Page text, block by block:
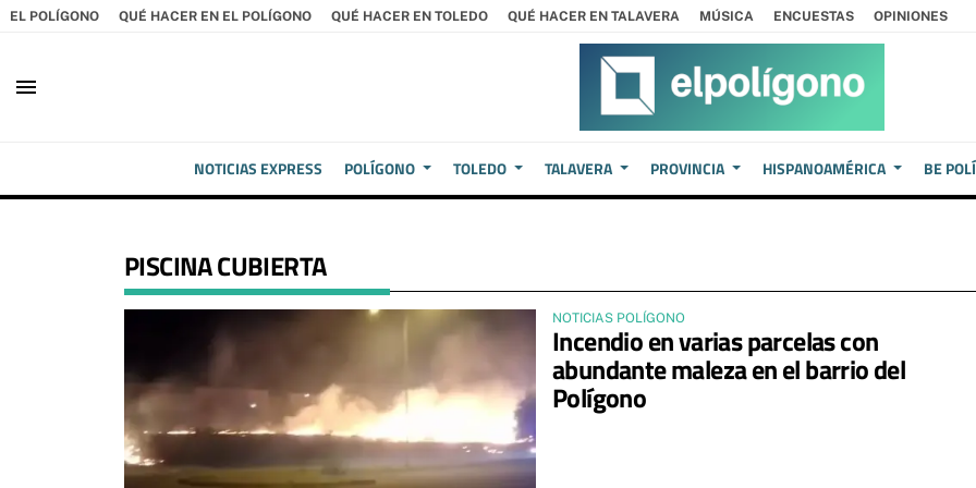
EL POLÍGONO QUÉ HACER EN EL POLÍGONO QUÉ HACER EN TOLEDO QUÉ HACER EN TALAVERA MÚSICA ENCUESTAS OPINIONES
menu
NOTICIAS EXPRESS POLÍGONO TOLEDO TALAVERA PROVINCIA HISPANOAMÉRICA BE
PISCINA CUBIERTA
NOTICIAS POLÍGONO
Incendio en varias parcelas con
abundante maleza en el barrio del
Polígono